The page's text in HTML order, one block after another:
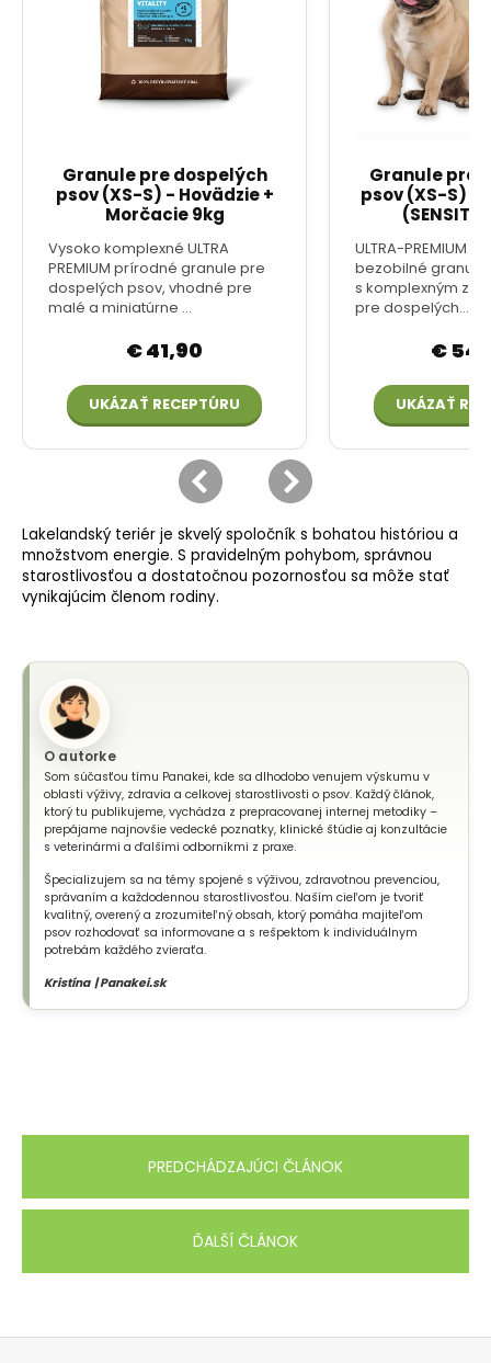
Lakelandský teriér je skvelý spoločník s bohatou históriou a
množstvom energie. S pravidelným pohybom, správnou
starostlivosťou a dostatočnou pozornosťou sa môže stať
vynikajúcim členom rodiny.
O autorke
Som súčasťou tímu Panakei, kde sa dlhodobo venujem výskumu v
oblasti výživy, zdravia a celkovej starostlivosti o psov. Každý článok,
ktorý tu publikujeme, vychádza z prepracovanej internej metodiky –
prepájame najnovšie vedecké poznatky, klinické štúdie aj konzultácie
s veterinármi a ďalšími odborníkmi z praxe.
Špecializujem sa na témy spojené s výživou, zdravotnou prevenciou,
správaním a každodennou starostlivosťou. Naším cieľom je tvoriť
kvalitný, overený a zrozumiteľný obsah, ktorý pomáha majiteľom
psov rozhodovať sa informovane a s rešpektom k individuálnym
potrebám každého zvieraťa.
Kristína | Panakei.sk
PREDCHÁDZAJÚCI ČLÁNOK
ĎALŠÍ ČLÁNOK
Z